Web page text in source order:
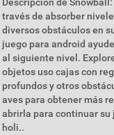
través de absorber
diversos obstáculos en
juego para android
al siguiente nivel.
objetos uso cajas con
profundos y otros
aves para obtener más
abrirla para continuar
holi..